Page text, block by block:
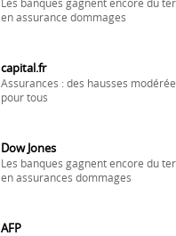
Les banques gagnent encore du
en assurance dommages
capital.fr
Assurances : des hausses
pour tous
Dow Jones
Les banques gagnent encore du
en assurances dommages
AFP